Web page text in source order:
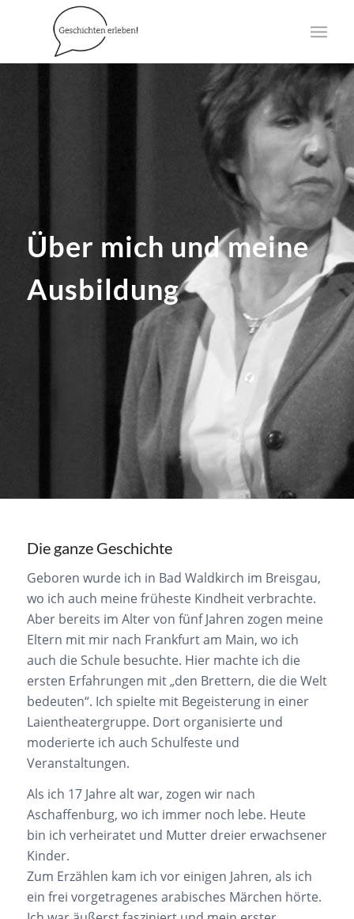
Über mich und meine
Ausbildung
Die ganze Geschichte
Geboren wurde ich in Bad Waldkirch im Breisgau,
wo ich auch meine früheste Kindheit verbrachte.
Aber bereits im Alter von fünf Jahren zogen meine
Eltern mit mir nach Frankfurt am Main, wo ich
auch die Schule besuchte. Hier machte ich die
ersten Erfahrungen mit „den Brettern, die die Welt
bedeuten“. Ich spielte mit Begeisterung in einer
Laientheatergruppe. Dort organisierte und
moderierte ich auch Schulfeste und
Veranstaltungen.
Als ich 17 Jahre alt war, zogen wir nach
Aschaffenburg, wo ich immer noch lebe. Heute
bin ich verheiratet und Mutter dreier erwachsener
Kinder.
Zum Erzählen kam ich vor einigen Jahren, als ich
ein frei vorgetragenes arabisches Märchen hörte.